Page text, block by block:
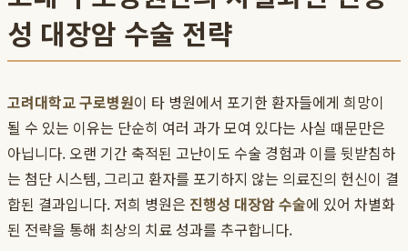
성 대장암 수술 전략
고려대학교 구로병원이 타 병원에서 포기한 환자들에게 희망이
될 수 있는 이유는 단순히 여러 과가 모여 있다는 사실 때문만은
아닙니다. 오랜 기간 축적된 고난이도 수술 경험과 이를 뒷받침하
는 첨단 시스템, 그리고 환자를 포기하지 않는 의료진의 헌신이 결
합된 결과입니다. 저희 병원은 진행성 대장암 수술에 있어 차별화
된 전략을 통해 최상의 치료 성과를 추구합니다.